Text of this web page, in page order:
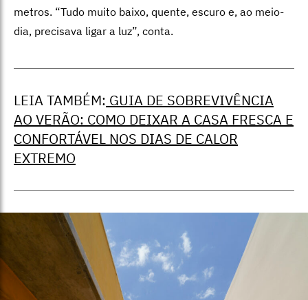
metros. “Tudo muito baixo, quente, escuro e, ao meio-
dia, precisava ligar a luz”, conta.
LEIA TAMBÉM: GUIA DE SOBREVIVÊNCIA
AO VERÃO: COMO DEIXAR A CASA FRESCA E
CONFORTÁVEL NOS DIAS DE CALOR
EXTREMO